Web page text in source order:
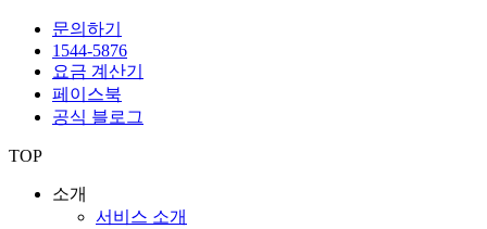
문의하기
1544-5876
요금 계산기
페이스북
공식 블로그
TOP
소개
서비스 소개